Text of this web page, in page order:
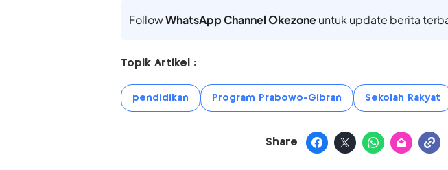
FollowWhatsApp Channel Okezoneuntuk update berita
Topik Artikel :
pendidikan Program Prabowo-Gibran Sekolah Rakyat
Share